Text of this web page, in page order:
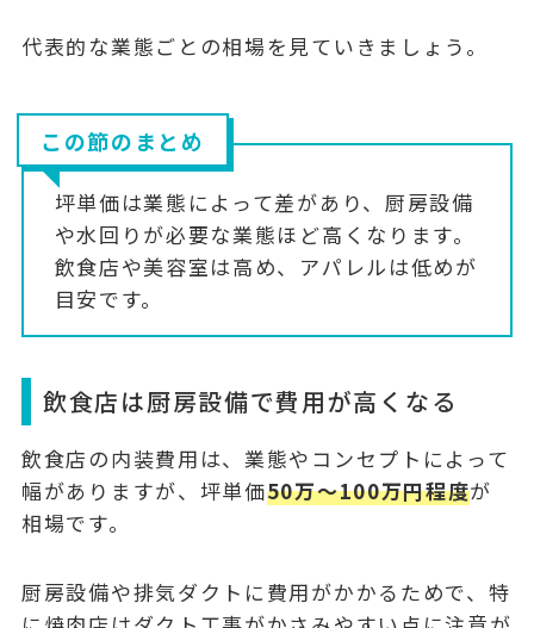
代表的な業態ごとの相場を見ていきましょう。
この節のまとめ
坪単価は業態によって差があり、 厨房設備
や水回りが必要な業態ほど高く なります。
飲食店や美容室は高め、アパレルは低めが
目安です。
飲食店は厨房設備で費用が高くなる
飲食店の内装費用は、業態やコンセプトによって
幅がありますが、坪単価50万〜100万円程度が
相場です。
厨房設備や排気ダクトに費用がかかるためで、特